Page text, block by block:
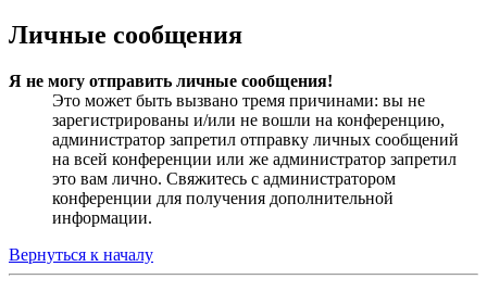
Личные сообщения
Я не могу отправить личные сообщения!
Это может быть вызвано тремя причинами: вы не
зарегистрированы и/или не вошли на конференцию,
администратор запретил отправку личных сообщений
на всей конференции или же администратор запретил
это вам лично. Свяжитесь с администратором
конференции для получения дополнительной
информации.
Вернуться к началу